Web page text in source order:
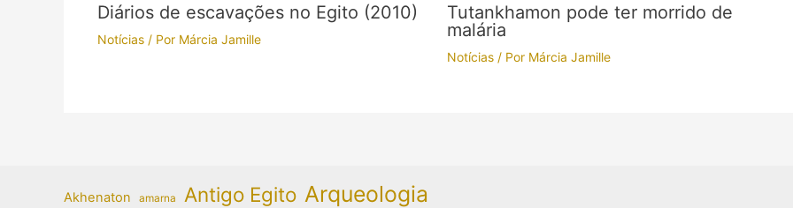
Diários de escavações no Egito (2010)
Notícias/ Por Márcia Jamille
Tutankhamon pode ter morrido de
malária
Notícias/ Por Márcia Jamille
Akhenaton amarna Antigo Egito Arqueologia